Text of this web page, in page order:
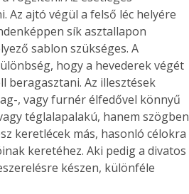
Az ajtó végül a felső léc helyére
sík asztallapon
sablon szükséges. A
hogy a hevederek végét
beragasztani. Az illesztések
, vagy furnér élfedővel könnyű
téglalapalakú, hanem szögben
keretlécek más, hasonló célokra
keretéhez. Aki pedig a divatos
készen, különféle